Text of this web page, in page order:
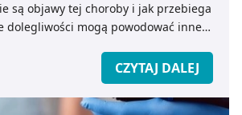
są objawy tej choroby i jak przebiega
dolegliwości mogą powodować inne
CZYTAJ DALEJ